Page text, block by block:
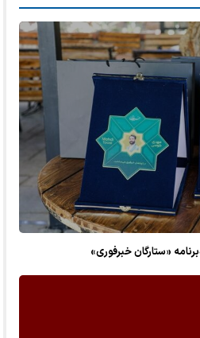
«ستارگان خبرفوری»